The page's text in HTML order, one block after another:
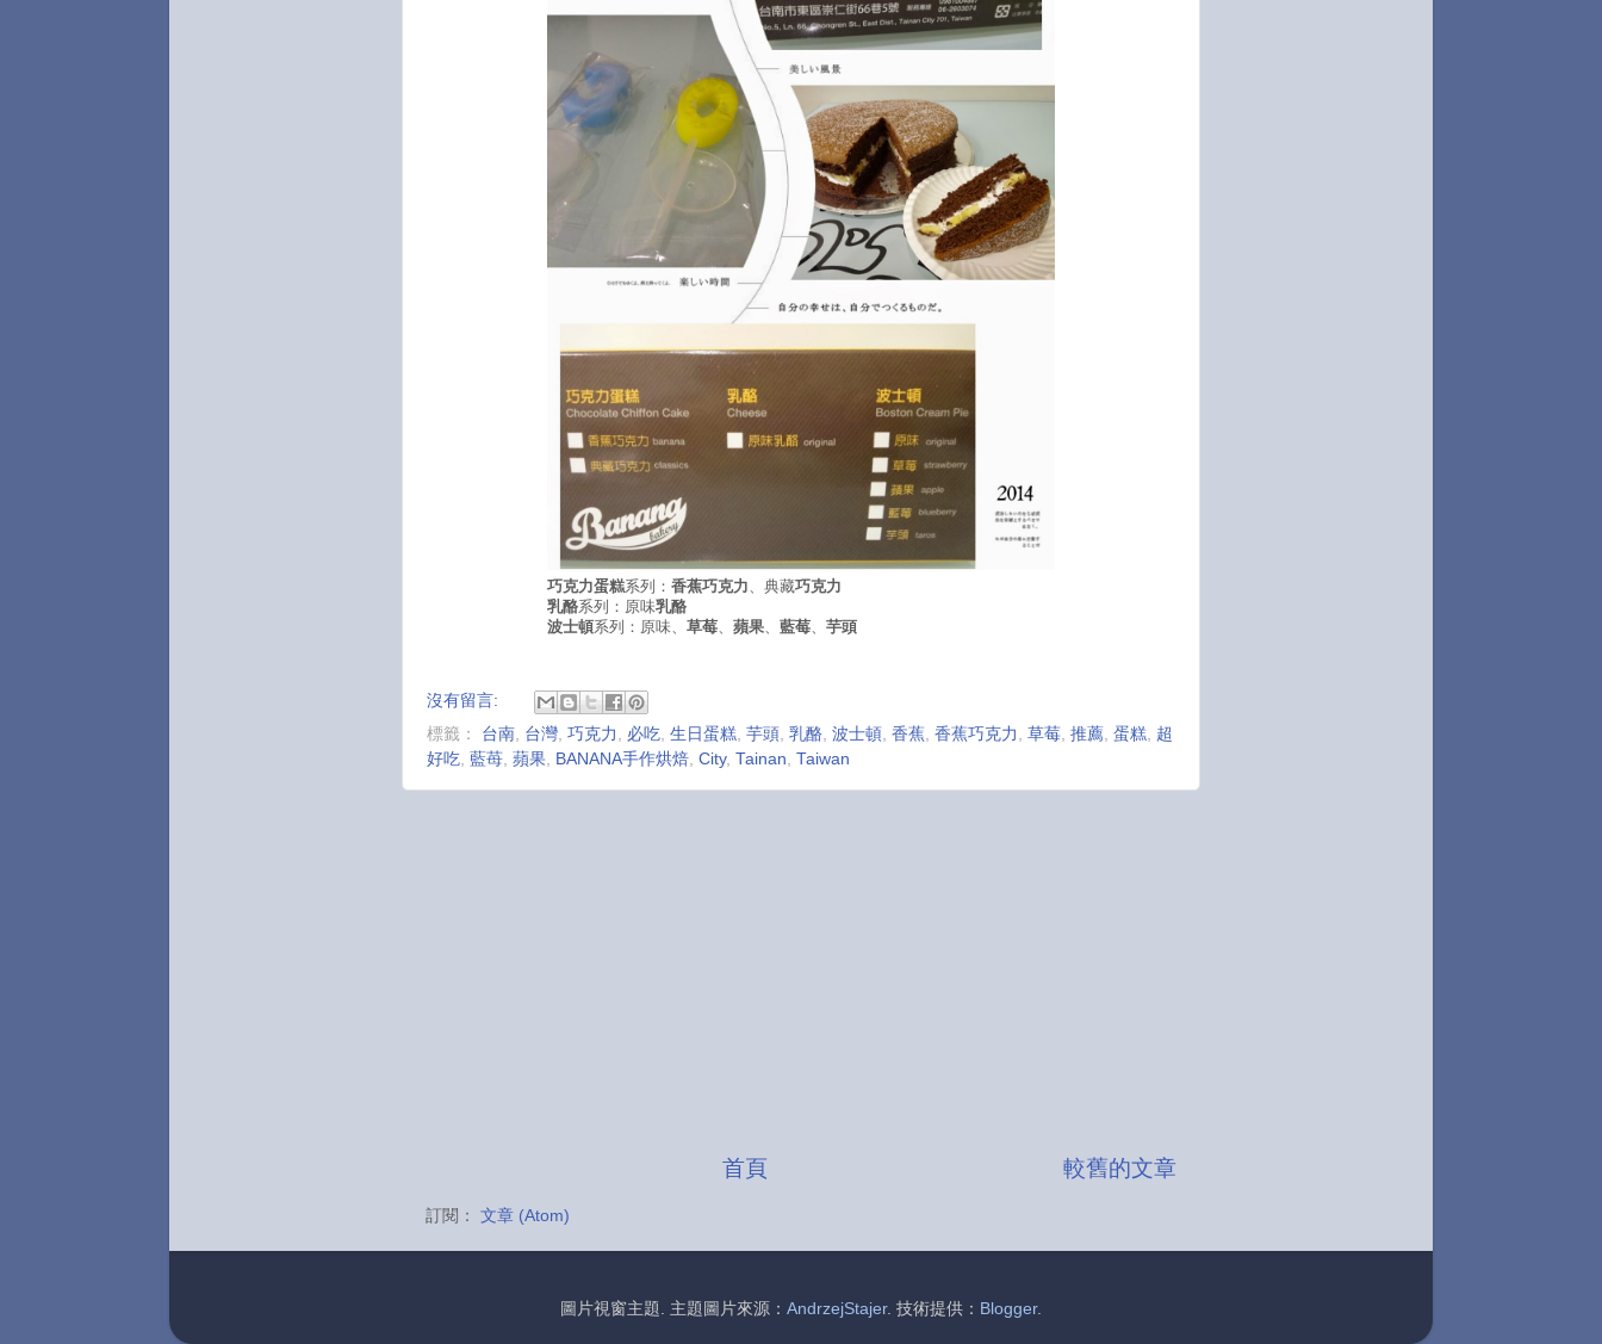
巧克力蛋糕系列： 香蕉巧克力 、典藏巧克力
乳酪系列：原味乳酪
波士頓系列：原味、 草莓 蘋果 藍莓 芋頭
沒有留言:
標籤： 台南 台灣 巧克力 必吃 生日蛋糕 芋頭 乳酪 波士頓 香蕉 香蕉巧克力 草莓 推薦 蛋糕 超
好吃 藍苺 蘋果 BANANA手作烘焙 City, Tainan Taiwan
較舊的文章
首頁
訂閱： 文章 (Atom)
圖片視窗主題. 主題圖片來源： AndrzejStajer. 技術提供： Blogger.